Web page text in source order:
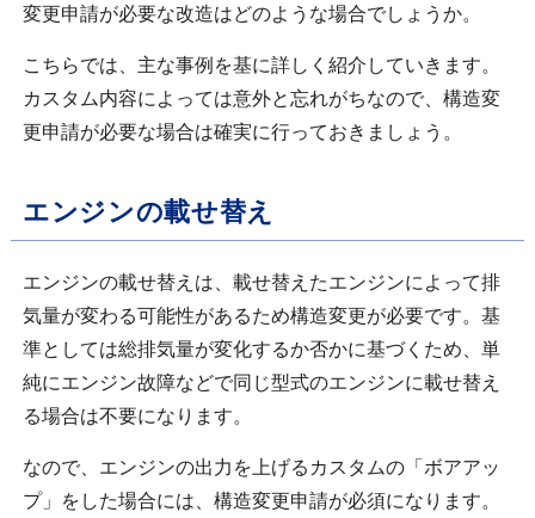
変更申請が必要な改造はどのような場合でしょうか。
こちらでは、主な事例を基に詳しく紹介していきます。
カスタム内容によっては意外と忘れがちなので、構造変
更申請が必要な場合は確実に行っておきましょう。
エンジンの載せ替え
エンジンの載せ替えは、載せ替えたエンジンによって排
気量が変わる可能性があるため構造変更が必要です。基
準としては総排気量が変化するか否かに基づくため、単
純にエンジン故障などで同じ型式のエンジンに載せ替え
る場合は不要になります。
なので、エンジンの出力を上げるカスタムの「ボアアッ
プ」をした場合には、構造変更申請が必須になります。